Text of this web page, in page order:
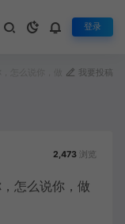
登录
我要投稿
2,473 浏览
怎么说你，做